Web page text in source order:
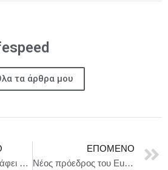
τα άρθρα μου
Η THEON υπογράφει με τον OCCAR τη μεγαλύτερη σύμβαση στην ιστορία της για την προμήθεια 100.000 συστημάτων νυχτερινής όρασης συνολικής αξίας περίπου €1 δισ.
ΕΠΌΜΕΝΟ
Νέος πρόεδρος του Eurogroup ο Κυριάκος Πιερρακάκης